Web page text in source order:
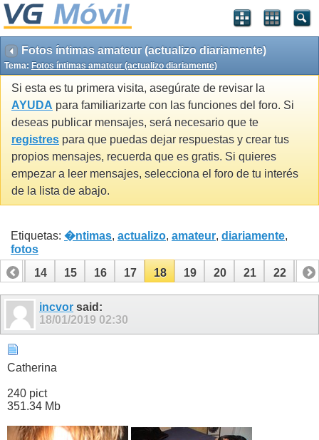
Fotos íntimas amateur (actualizo diariamente)
Tema: Fotos íntimas amateur (actualizo diariamente)
Si esta es tu primera visita, asegúrate de revisar la
AYUDA para familiarizarte con las funciones del foro. Si
deseas publicar mensajes, será necesario que te
registres para que puedas dejar respuestas y crear tus
propios mensajes, recuerda que es gratis. Si quieres
empezar a leer mensajes, selecciona el foro de tu interés
de la lista de abajo.
Etiquetas: �ntimas, actualizo, amateur, diariamente,
fotos
13
14 15 16 17 18 19 20 21 22 23
33 34incvor said:
18/01/2019 02:30
Catherina
240 pict
351.34 Mb